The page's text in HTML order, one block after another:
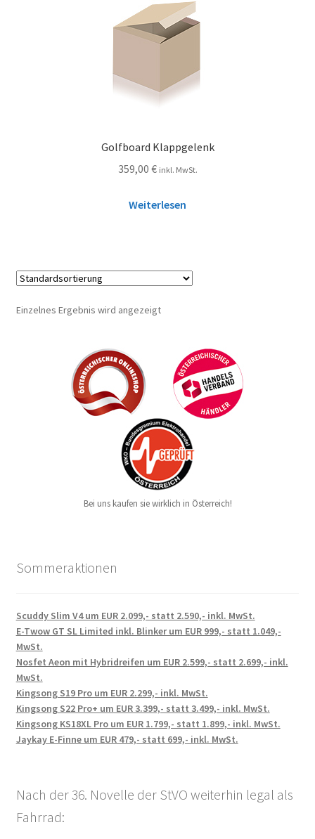
Golfboard Klappgelenk
359,00 € inkl. MwSt.
Weiterlesen
Einzelnes Ergebnis wird angezeigt
Bei uns kaufen sie wirklich in Österreich!
Sommeraktionen
Scuddy Slim V4 um EUR 2.099,- statt 2.590,- inkl. MwSt.
E-Twow GT SL Limited inkl. Blinker um EUR 999,- statt 1.049,-
MwSt.
Nosfet Aeon mit Hybridreifen um EUR 2.599,- statt 2.699,- inkl.
MwSt.
Kingsong S19 Pro um EUR 2.299,- inkl. MwSt.
Kingsong S22 Pro+ um EUR 3.399,- statt 3.499,- inkl. MwSt.
Kingsong KS18XL Pro um EUR 1.799,- statt 1.899,- inkl. MwSt.
Jaykay E-Finne um EUR 479,- statt 699,- inkl. MwSt.
Nach der 36. Novelle der StVO weiterhin legal als
Fahrrad: